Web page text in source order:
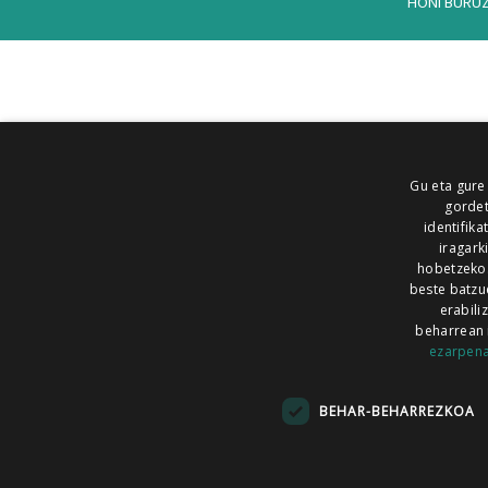
ALEA
MAILOPE NOAUA
Gu eta
hobetzeko.
beste
beharrean
BEHAR-BEHARREZKOA